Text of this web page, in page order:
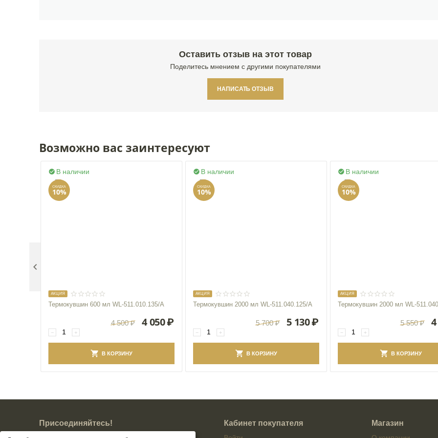
Оставить отзыв на этот товар
Поделитесь мнением с другими покупателями
НАПИСАТЬ ОТЗЫВ
Возможно вас заинтересуют
В наличии

СКИДКА
10%
AКЦИЯ
Термокувшин 600 мл WL‑511.010.135/A
+
−
4 500 ₽ 4 050₽
В КОРЗИНУ
В наличии

СКИДКА
10%
AКЦИЯ
Термокувшин 2000 мл WL‑511.040.125/A
+
−
5 700 ₽ 5 130₽
В КОРЗИНУ
В наличии

СКИДКА
10%
AКЦИЯ
Термокувшин 2000 мл
+
−
5 550 ₽
В КОРЗИНУ

Присоединяйтесь! Кабинет покупателя Магазин